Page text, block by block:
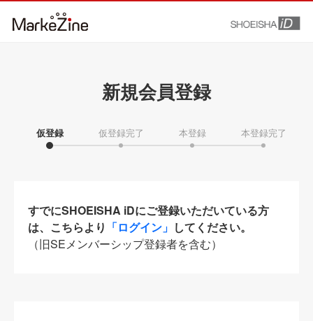
新規会員登録
仮登録 仮登録完了 本登録 本登録完了
すでにSHOEISHA iDにご登録いただいている方
は、こちらより 「ログイン」 してください。
（旧SEメンバーシップ登録者を含む）